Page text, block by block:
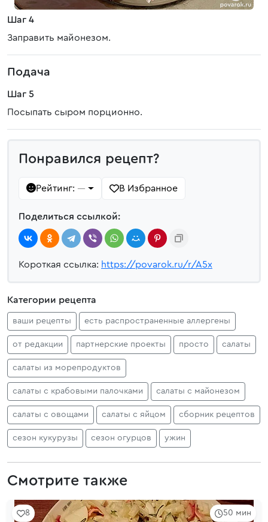
Шаг 4
Заправить майонезом.
Подача
Шаг 5
Посыпать сыром порционно.
Понравился рецепт?
Рейтинг: — В Избранное
Поделиться ссылкой:
Короткая ссылка: https://povarok.ru/r/A5x
Категории рецепта
ваши рецепты есть распространенные аллергены
от редакции партнерские проекты просто салаты
салаты из морепродуктов
салаты с крабовыми палочками салаты с майонезом
салаты с овощами салаты с яйцом сборник рецептов
сезон кукурузы сезон огурцов ужин
Смотрите также
50 мин
8